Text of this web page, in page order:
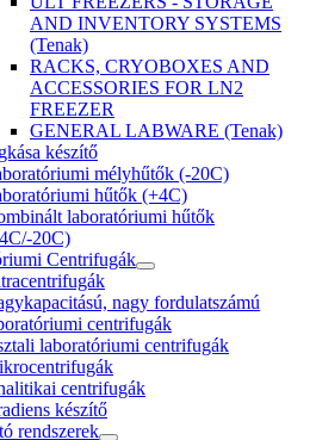
AND INVENTORY SYSTEMS
(Tenak)
RACKS, CRYOBOXES AND
ACCESSORIES FOR LN2
FREEZER
GENERAL LABWARE (Tenak)
készítő
mélyhűtők (-20C)
hűtők (+4C)
laboratóriumi hűtők
20C)
Centrifugák
nagy fordulatszámú
centrifugák
laboratóriumi centrifugák
centrifugák
készítő
rendszerek